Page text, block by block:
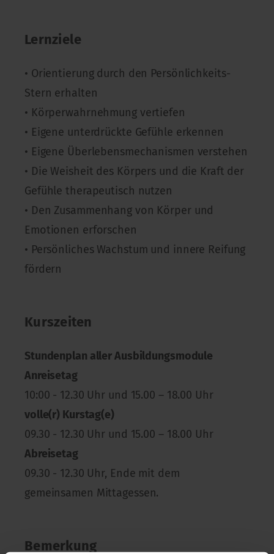
Lernziele
• Orientierung durch den Persönlichkeits-
Stern erhalten
• Körperwahrnehmung vertiefen
• Eigene unterdrückte Gefühle erkennen
• Eigene Überlebensmechanismen verstehen
• Die Weisheit des Körpers und die Kraft der
Gefühle therapeutisch nutzen
• Den Zusammenhang von Körper und
Emotionen erforschen
• Persönliches Wachstum und innere Reifung
fördern
Kurszeiten
Stundenplan aller Ausbildungsmodule
Anreisetag
10:00 - 12.30 Uhr und 15.00 – 18.00 Uhr
volle(r) Kurstag(e)
09.30 - 12.30 Uhr und 15.00 – 18.00 Uhr
Abreisetag
09.30 - 12.30 Uhr, Ende mit dem
gemeinsamen Mittagessen.
Bemerkung